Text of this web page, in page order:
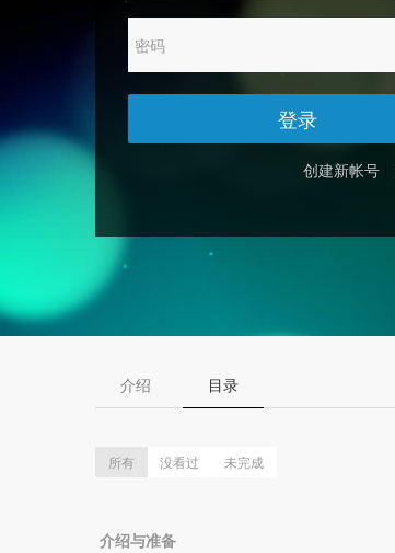
创建新帐号
登录
介绍 目录
所有 没看过 未完成
介绍与准备